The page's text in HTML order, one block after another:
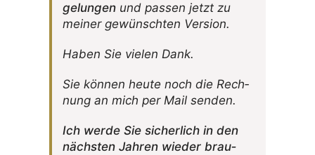
gelungen und passen jetzt zu
meiner gewünschten Version.
Haben Sie vielen Dank.
Sie können heute noch die Rech­
nung an mich per Mail senden.
Ich werde Sie sicher­lich in den
nächsten Jahren wieder brau­